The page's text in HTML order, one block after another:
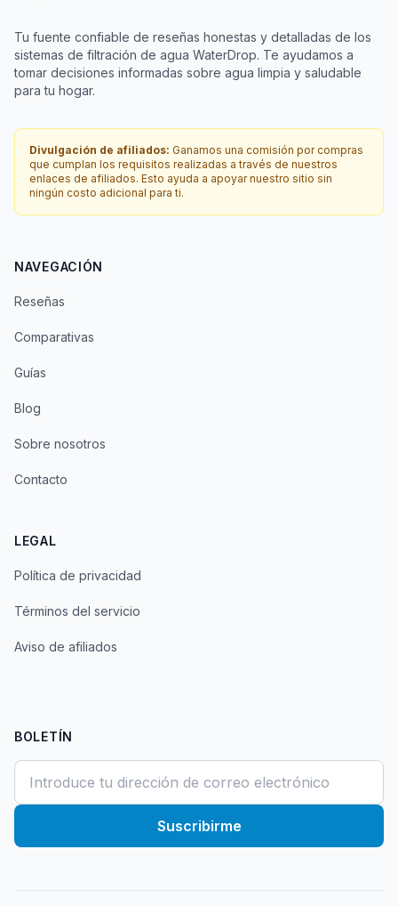
Tu fuente confiable de reseñas honestas y detalladas de los
sistemas de filtración de agua WaterDrop. Te ayudamos a
tomar decisiones informadas sobre agua limpia y saludable
para tu hogar.
Divulgación de afiliados: Ganamos una comisión por compras
que cumplan los requisitos realizadas a través de nuestros
enlaces de afiliados. Esto ayuda a apoyar nuestro sitio sin
ningún costo adicional para ti.
NAVEGACIÓN
Reseñas
Comparativas
Guías
Blog
Sobre nosotros
Contacto
LEGAL
Política de privacidad
Términos del servicio
Aviso de afiliados
BOLETÍN
Suscribirme